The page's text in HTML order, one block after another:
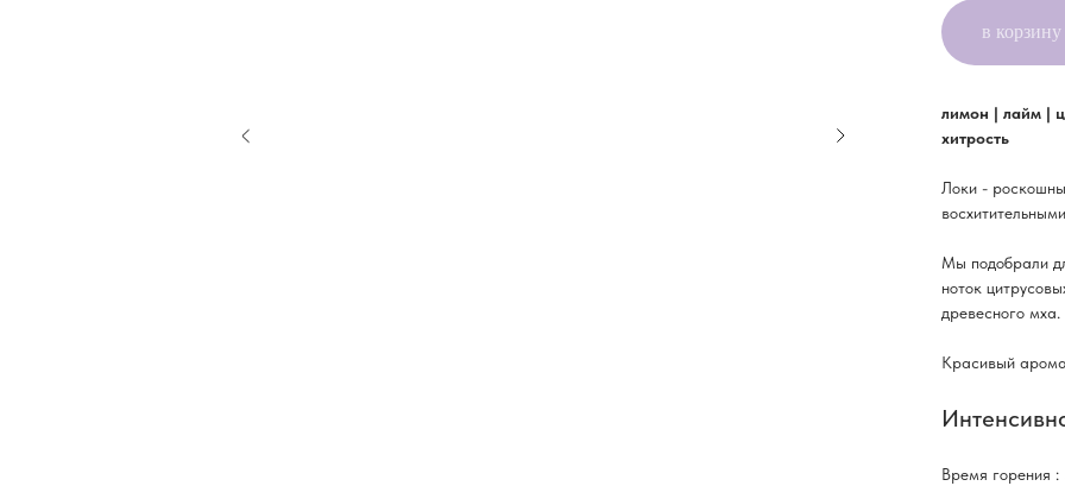
в корзину
лимон | лайм |
хитрость
Локи -
Мы подобрали
ноток
древесного мха.
Красивый
Время горения :